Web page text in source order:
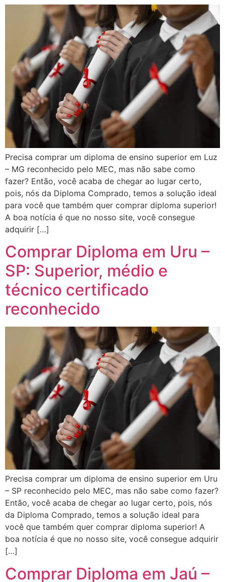
Precisa comprar um diploma de ensino superior em Luz
– MG reconhecido pelo MEC, mas não sabe como
fazer? Então, você acaba de chegar ao lugar certo,
pois, nós da Diploma Comprado, temos a solução ideal
para você que também quer comprar diploma superior!
A boa notícia é que no nosso site, você consegue
adquirir […]
Comprar Diploma em Uru –
SP: Superior, médio e
técnico certificado
reconhecido
Precisa comprar um diploma de ensino superior em Uru
– SP reconhecido pelo MEC, mas não sabe como fazer?
Então, você acaba de chegar ao lugar certo, pois, nós
da Diploma Comprado, temos a solução ideal para
você que também quer comprar diploma superior! A
boa notícia é que no nosso site, você consegue adquirir
[…]
Comprar Diploma em Jaú –